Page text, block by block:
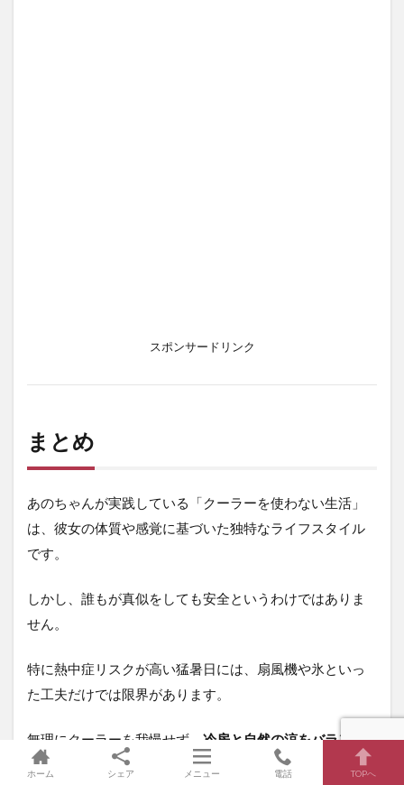
スポンサードリンク
まとめ
あのちゃんが実践している「クーラーを使わない生活」
は、彼女の体質や感覚に基づいた独特なライフスタイル
です。
しかし、誰もが真似をしても安全というわけではありま
せん。
特に熱中症リスクが高い猛暑日には、扇風機や氷といっ
た工夫だけでは限界があります。
無理にクーラーを我慢せず、 冷房と自然の涼をバランス
よく活用すること
が、健康に夏を乗り切る最大のポイン
ホーム シェア メニュー 電話 TOPへ